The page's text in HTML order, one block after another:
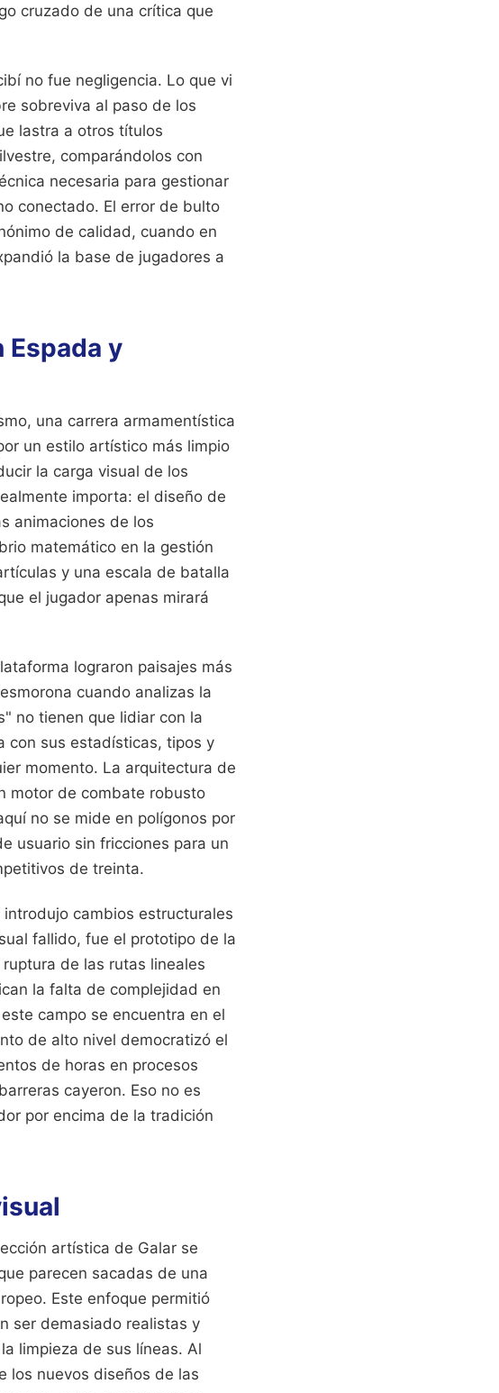
cruzado de una crítica que
no fue negligencia. Lo que vi
sobreviva al paso de los
lastra a otros títulos
comparándolos con
necesaria para gestionar
conectado. El error de bulto
de calidad, cuando en
la base de jugadores a
Espada y
una carrera armamentística
un estilo artístico más limpio
la carga visual de los
importa: el diseño de
animaciones de los
matemático en la gestión
y una escala de batalla
el jugador apenas mirará
lograron paisajes más
cuando analizas la
no tienen que lidiar con la
con sus estadísticas, tipos y
momento. La arquitectura de
motor de combate robusto
no se mide en polígonos por
usuario sin fricciones para un
de treinta.
cambios estructurales
fallido, fue el prototipo de la
de las rutas lineales
la falta de complejidad en
campo se encuentra en el
de alto nivel democratizó el
de horas en procesos
cayeron. Eso no es
por encima de la tradición
artística de Galar se
parecen sacadas de una
Este enfoque permitió
ser demasiado realistas y
limpieza de sus líneas. Al
los nuevos diseños de las